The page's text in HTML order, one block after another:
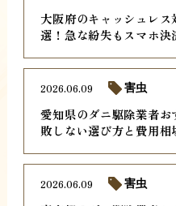
大阪府のキャッシュレ
選！急な紛失もスマホ決
愛知県のダニ駆除業者
敗しない選び方と費用相
2026.06.09 害虫
2026.06.09 害虫